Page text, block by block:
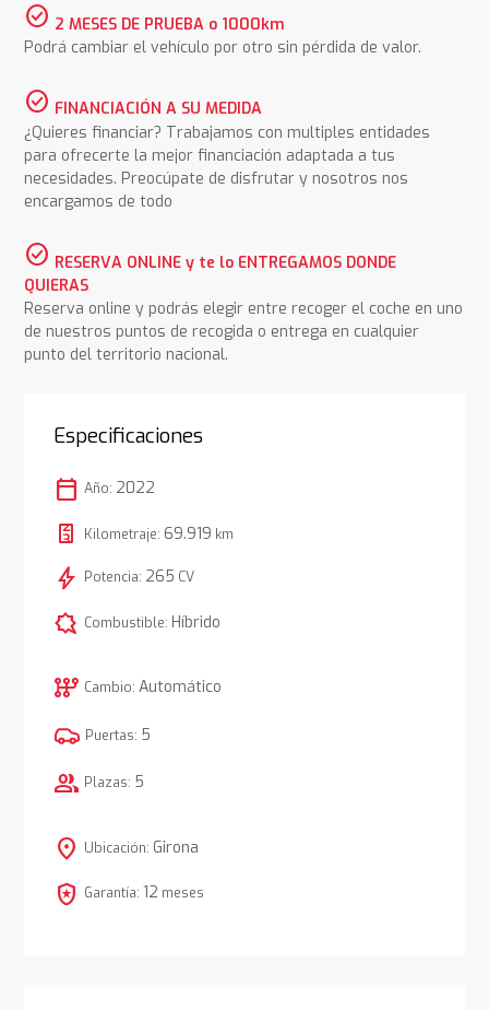
check_circle 2 MESES DE PRUEBA o 1000km
Podrá cambiar el vehículo por otro sin pérdida de valor.
check_circle FINANCIACIÓN A SU MEDIDA
¿Quieres financiar? Trabajamos con multiples entidades
para ofrecerte la mejor financiación adaptada a tus
necesidades. Preocúpate de disfrutar y nosotros nos
encargamos de todo
check_circle RESERVA ONLINE y te lo ENTREGAMOS DONDE
QUIERAS
Reserva online y podrás elegir entre recoger el coche en uno
de nuestros puntos de recogida o entrega en cualquier
punto del territorio nacional.
Especificaciones
calendar_today Año: 2022
Kilometraje: 69.919 km
bolt Potencia: 265 CV
comic_bubble Combustible: Híbrido
auto_transmission Cambio: Automático
Puertas: 5
group Plazas: 5
location_on Ubicación: Girona
local_police Garantía: 12 meses